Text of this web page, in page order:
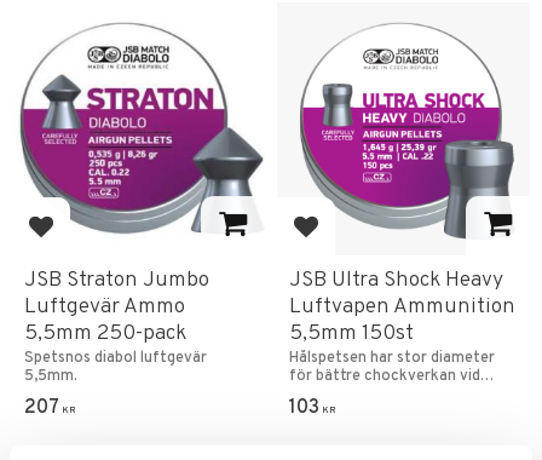
Add to favorites
JSB Straton Jumbo
Luftgevär Ammo
5,5mm 250-pack
Spetsnos diabol luftgevär
5,5mm.
207 KR
Add to favorites
JSB Ultra Shock Heavy
Luftvapen Ammunition
5,5mm 150st
Hålspetsen har stor diameter
för bättre chockverkan vid
träff.
103 KR